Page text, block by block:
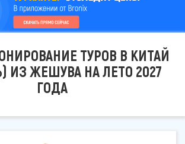
ТУРОВ В КИТАЙ
ИЗ ЖЕШУВА НА ЛЕТО 2027
ГОДА